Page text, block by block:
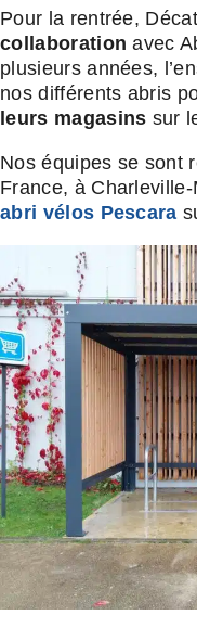
Pour la rentrée,
collaboration avec
plusieurs années,
nos différents abris
leurs magasins sur
Nos équipes se sont
France, à
abri vélos Pescara